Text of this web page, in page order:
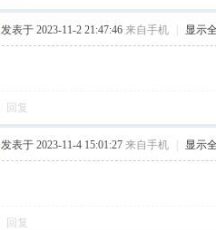
发表于 2023-11-2 21:47:46 来自手机 显示
回复
发表于 2023-11-4 15:01:27 来自手机 显示
回复